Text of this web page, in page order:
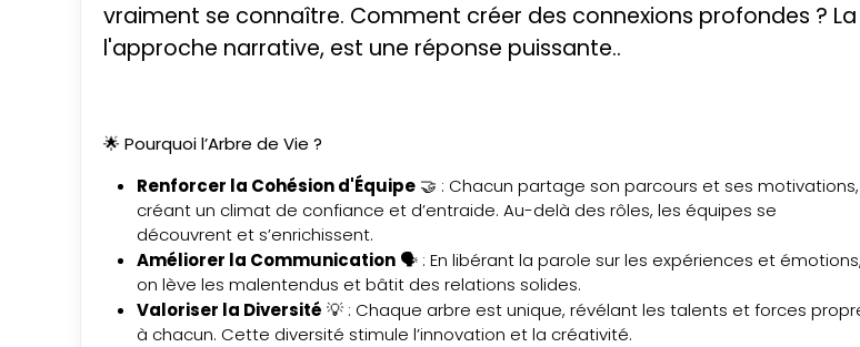
vraiment se connaître. Comment créer des connexions profondes ?
l'approche narrative, est une réponse puissante..
🌟 Pourquoi l’Arbre de Vie ?
Renforcer la Cohésion d'Équipe 🤝 : Chacun partage son parcours et ses motivations,
créant un climat de confiance et d’entraide. Au-delà des rôles, les équipes se
découvrent et s’enrichissent.
Améliorer la Communication 🗣️ : En libérant la parole sur les expériences et émotions,
on lève les malentendus et bâtit des relations solides.
Valoriser la Diversité 💡 : Chaque arbre est unique, révélant les talents et forces
à chacun. Cette diversité stimule l’innovation et la créativité.